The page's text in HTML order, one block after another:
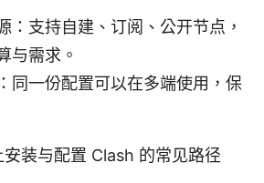
：支持自建、订阅、公开节点，
与需求。
同一份配置可以在多端使用，保
装与配置 Clash 的常见路径